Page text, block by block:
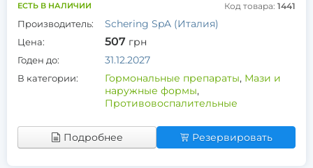
ЕСТЬ В НАЛИЧИИ Код товара: 1441
Производитель: Schering SpA (Италия)
Цена: 507 грн
Годен до: 31.12.2027
В категории: Гормональные препараты, Мази и
наружные формы,
Противовоспалительные
Подробнее Резервировать